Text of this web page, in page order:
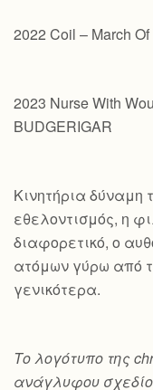
2022 Coil – March
2023 Nurse With
BUDGERIGAR
Κινητήρια δύναμη
εθελοντισμός, η
διαφορετικό, ο
ατόμων γύρω από
γενικότερα.
Το λογότυπο της
ανάγλυφου